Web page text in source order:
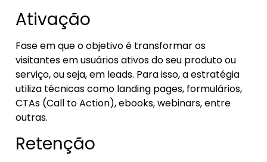
Ativação
Fase em que o objetivo é transformar os
visitantes em usuários ativos do seu produto ou
serviço, ou seja, em leads. Para isso, a estratégia
utiliza técnicas como landing pages, formulários,
CTAs (Call to Action), ebooks, webinars, entre
outras.
Retenção